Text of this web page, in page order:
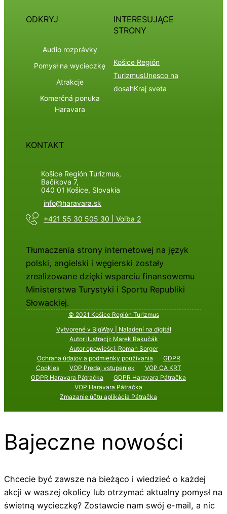
ODKRYJ
Audio rozprávky
Pomysł na wycieczkę
Atrakcje
Komerčná ponuka
Haravara
INTERESUJĄCE
STRONY
Košice Región
TurizmusUnesco na
dosahKraj sveta
KONTAKT
Košice Región Turizmus,
Bačíkova 7,
040 01 Košice, Slovakia
info@haravara.sk
+421 55 30 505 30 | Voľba 2
Tłumaczenia strony internetowej na język
polski, angielski i węgierski zostały
zrealizowane dzięki wsparciu finansowemu
Ministerstwa Turystyki i Sportu Republiki
Słowackiej.
© 2021 Košice Región Turizmus
Vytvorené v BigWay | Naladení na digitál
Autor ilustracji: Marek Rakučák
Autor opowieści: Roman Sorger
Ochrana údajov a podmienky používania
GDPR
Cookies
VOP Predaj vstupeniek
VOP CA KRT
GDPR Haravara Pátračka
GDPR Haravara Pátračka
VOP Haravara Pátračka
Zmazanie účtu aplikácia Pátračka
Bajeczne nowości
Chcecie być zawsze na bieżąco i wiedzieć o każdej
akcji w waszej okolicy lub otrzymać aktualny pomysł na
świetną wycieczkę? Zostawcie nam swój e-mail, a nic